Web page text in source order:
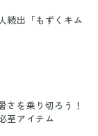
続出「もずくキム
さを乗り切ろう！
至アイテム